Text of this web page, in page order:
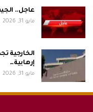
عاجل..
مايو 31, 2026
الخارجية
إرهابية…
مايو 31, 2026